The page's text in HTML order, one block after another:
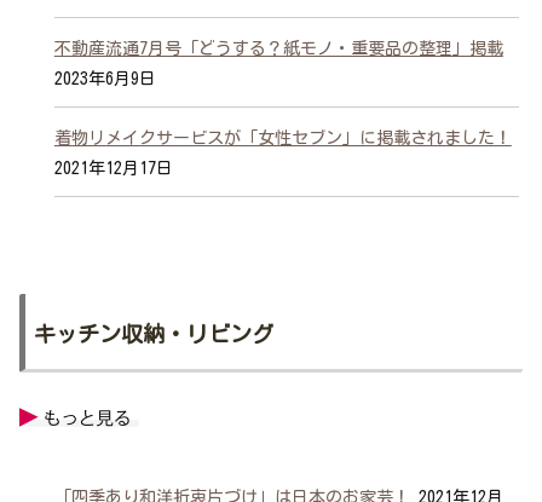
不動産流通7月号「どうする？紙モノ・重要品の整理」掲載
2023年6月9日
着物リメイクサービスが「女性セブン」に掲載されました！
2021年12月17日
キッチン収納・リビング
「四季あり和洋折衷片づけ」は日本のお家芸！
2021年12月